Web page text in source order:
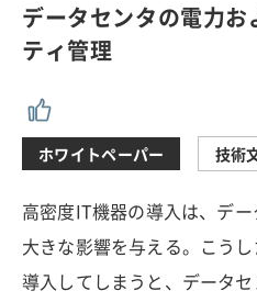
データセンタの電力
ティ管理
ホワイトペーパー 技術
高密度IT機器の導入は、デ
大きな影響を与える。こう
導入してしまうと、データ